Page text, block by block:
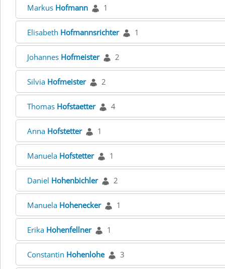
Markus Hofmann 1
Elisabeth Hofmannsrichter 1
Johannes Hofmeister 2
Silvia Hofmeister 2
Thomas Hofstaetter 4
Anna Hofstetter 1
Manuela Hofstetter 1
Daniel Hohenbichler 2
Manuela Hohenecker 1
Erika Hohenfellner 1
Constantin Hohenlohe 3